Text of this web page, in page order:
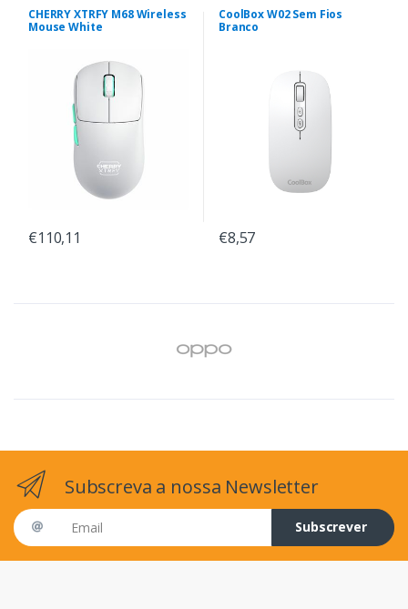
CHERRY XTRFY M68 Wireless
Mouse White
€110,11
CoolBox W02 Sem Fios
Branco
€8,57
Subscreva a nossa Newsletter
Email address
Subscrever